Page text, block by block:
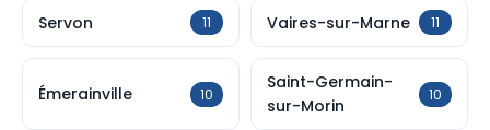
Servon 11 Vaires-sur-Marne 11
Émerainville 10
Saint-Germain-
sur-Morin
10